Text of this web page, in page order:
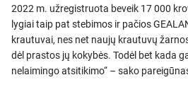
2022 m. užregistruota beveik 17 000
lygiai taip pat stebimos ir pačios
krautuvai, nes net naujų krautuvų
dėl prastos jų kokybės. Todėl bet kada
nelaimingo atsitikimo“ – sako